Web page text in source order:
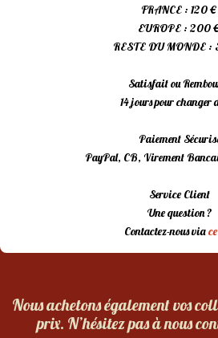
FRANCE : 120 €
EUROPE : 200
RESTE DU MONDE
Satisfait ou
14 jours pour changer
Paiement
PayPal, CB, Virement
Service Client
Une question ?
Contactez-nous via
Nous achetons également vos
prix. N’hésitez pas à nous